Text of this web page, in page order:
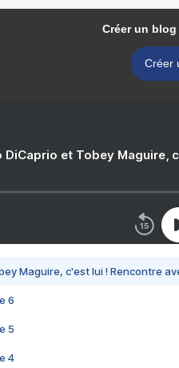
Créer un
Créer
DiCaprio et Tobey Maguire,
Maguire, c'est lui ! Rencontre
6
5
4